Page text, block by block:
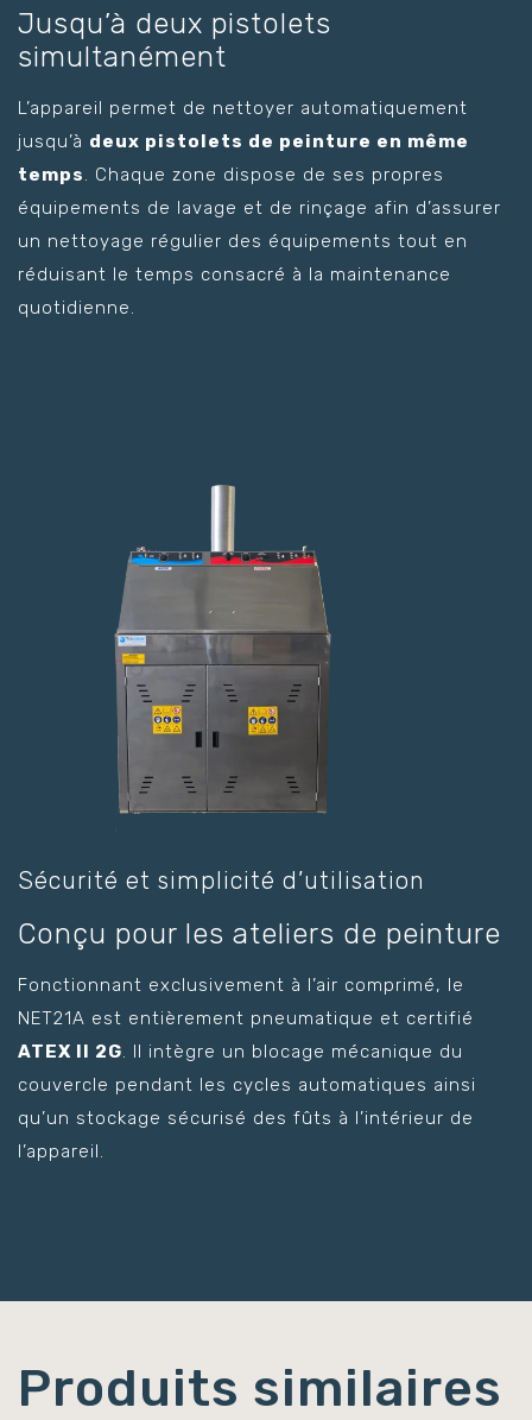
Jusqu’à deux pistolets
simultanément
L’appareil permet de nettoyer automatiquement
jusqu’à deux pistolets de peinture en même
temps. Chaque zone dispose de ses propres
équipements de lavage et de rinçage afin d’assurer
un nettoyage régulier des équipements tout en
réduisant le temps consacré à la maintenance
quotidienne.
Sécurité et simplicité d’utilisation
Conçu pour les ateliers de peinture
Fonctionnant exclusivement à l’air comprimé, le
NET21A est entièrement pneumatique et certifié
ATEX II 2G. Il intègre un blocage mécanique du
couvercle pendant les cycles automatiques ainsi
qu’un stockage sécurisé des fûts à l’intérieur de
l’appareil.
Produits similaires